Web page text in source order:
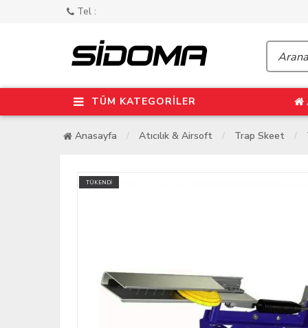
Tel :
TÜM KATEGORİLER
Anasayfa Atıcılık & Airsoft Trap Skeet
TÜKENDİ